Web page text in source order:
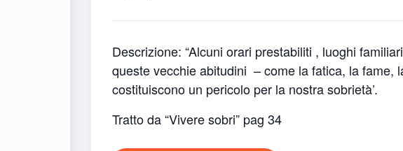
Descrizione: “Alcuni orari prestabiliti , luoghi
queste vecchie abitudini – come la fatica, la fame,
costituiscono un pericolo per la nostra sobrietà’.
Tratto da “Vivere sobri” pag 34